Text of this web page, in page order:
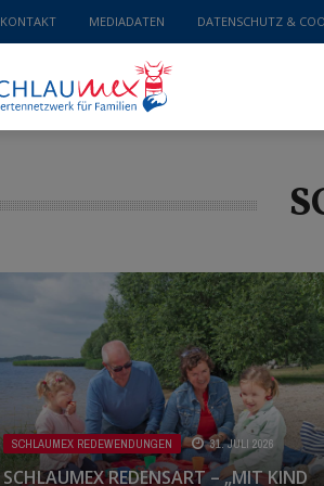
KONTAKT MEDIADATEN DATENSCHUTZ &
SCHLAUMEX REDEWENDUNGEN 31. JULI 2026
SCHLAUMEX REDENSART – „MIT KIND